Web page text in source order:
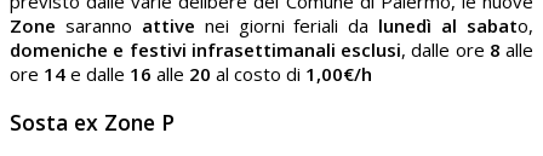
Zone saranno attive nei giorni feriali da lunedì al sabato,
domeniche e festivi infrasettimanali esclusi, dalle ore 8 alle
ore 14 e dalle 16 alle 20 al costo di 1,00€/h
Sosta ex Zone P